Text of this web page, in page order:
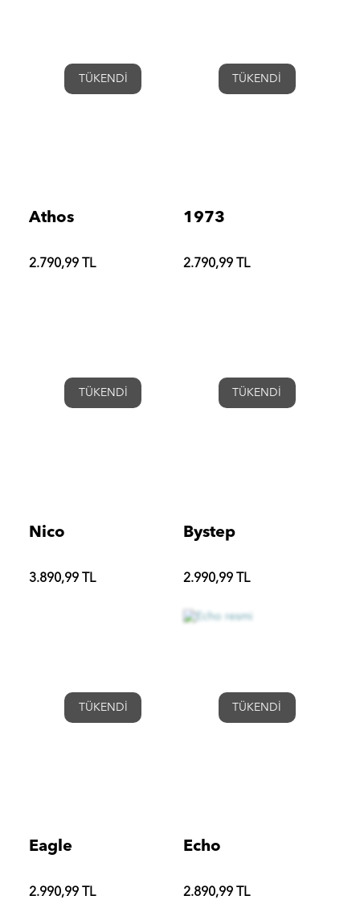
Athos
2.790,99 TL
TÜKENDİ
1973
2.790,99 TL
TÜKENDİ
Nico
3.890,99 TL
TÜKENDİ
Bystep
2.990,99 TL
TÜKENDİ
Eagle
2.990,99 TL
TÜKENDİ
Echo
2.890,99 TL
TÜKENDİ